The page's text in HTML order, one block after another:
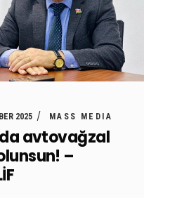
2025 MASS MEDIA
avtovağzal
–